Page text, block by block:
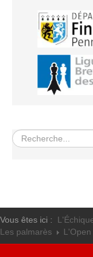
Rechercher
Vous êtes ici :
Les palmarès